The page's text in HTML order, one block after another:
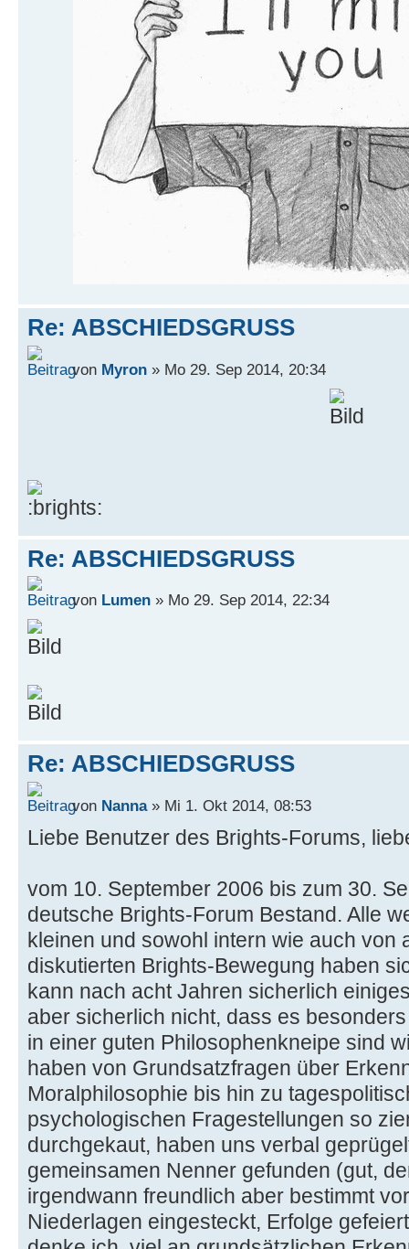
Re: ABSCHIEDSGRUSS
von Myron » Mo 29. Sep 2014, 20:34
Re: ABSCHIEDSGRUSS
von Lumen » Mo 29. Sep 2014, 22:34
Re: ABSCHIEDSGRUSS
von Nanna» Mi 1. Okt 2014, 08:53
Liebe Benutzer des Brights-Forums,
vom 10. September 2006 bis zum 30.
deutsche Brights-Forum Bestand. Alle
kleinen und sowohl intern wie auch von
diskutierten Brights-Bewegung haben
kann nach acht Jahren sicherlich
aber sicherlich nicht, dass es
in einer guten Philosophenkneipe sind
haben von Grundsatzfragen über
Moralphilosophie bis hin zu
psychologischen Fragestellungen so
durchgekaut, haben uns verbal
gemeinsamen Nenner gefunden (gut,
irgendwann freundlich aber bestimmt
Niederlagen eingesteckt, Erfolge